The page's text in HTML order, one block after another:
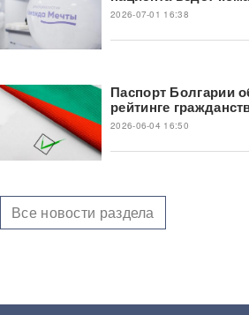
2026-07-01 16:38
Паспорт
рейтинге
2026-06-04 16:50
Все новости раздела